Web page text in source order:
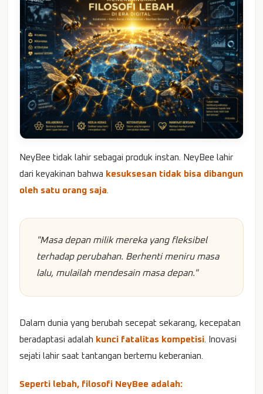
NeyBee tidak lahir sebagai produk instan. NeyBee lahir
dari keyakinan bahwa kesuksesan tidak bisa dibangun
oleh satu orang saja
"Masa depan milik mereka yang fleksibel
terhadap perubahan. Berhenti meniru masa
lalu, mulailah mendesain masa depan."
Dalam dunia yang berubah secepat sekarang, kecepatan
beradaptasi adalah kunci fatalitas kompetisi . Inovasi
sejati lahir saat tantangan bertemu keberanian.
Seperti lebah, filosofi NeyBee adalah: